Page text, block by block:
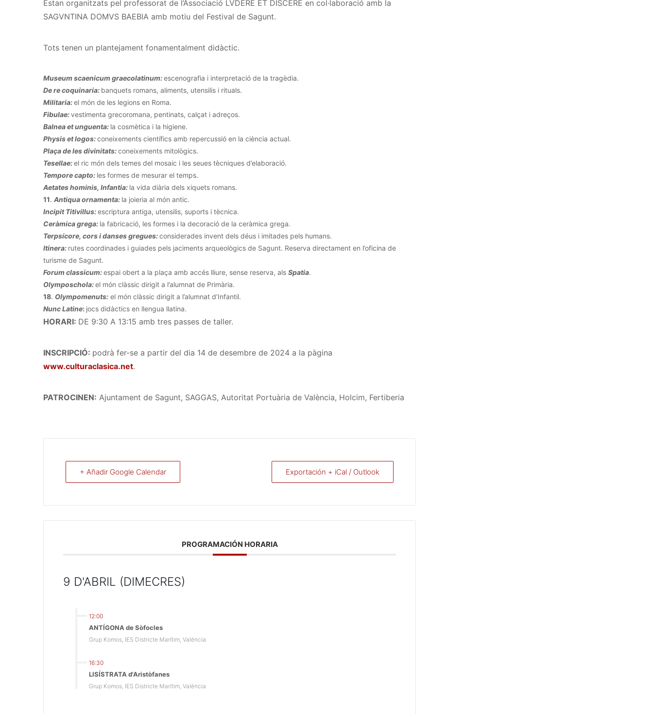
Estan organitzats pel professorat de l’Associació LVDERE ET DISCERE en col·laboració amb la
SAGVNTINA DOMVS BAEBIA amb motiu del Festival de Sagunt.
Tots tenen un plantejament fonamentalment didàctic.
Museum scaenicum graecolatinum:escenografia i interpretació de la tragèdia.
De re coquinaria: banquets romans, aliments, utensilis i rituals.
Militaria:el món de les legions en Roma.
Fibulae:vestimenta grecoromana, pentinats, calçat i adreços.
Balnea et unguenta: la cosmètica i la higiene.
Physis et logos:coneixements científics amb repercussió en la ciència actual.
Plaça de les divinitats:coneixements mitològics.
Tesellae:el ric món dels temes del mosaic i les seues tècniques d’elaboració.
Tempore capto: les formes de mesurar el temps.
Aetates hominis, Infantia: la vida diària dels xiquets romans.
11. Antiqua ornamenta: la joieria al món antic.
Incipit Titivillus:escriptura antiga, utensilis, suports i tècnica.
Ceràmica grega: la fabricació, les formes i la decoració de la ceràmica grega.
Terpsícore, cors i danses gregues:considerades invent dels déus i imitades pels humans.
Itinera: rutes coordinades i guiades pels jaciments arqueològics de Sagunt. Reserva directament en l’oficina de
turisme de Sagunt.
Forum classicum:espai obert a la plaça amb accés lliure, sense reserva, als Spatia.
Olymposchola:el món clàssic dirigit a l’alumnat de Primària.
18. Olympomenuts: el món clàssic dirigit a l’alumnat d’Infantil.
Nunc Latine: jocs didàctics en llengua llatina.
HORARI: DE 9:30 A 13:15 amb tres passes de taller.
INSCRIPCIÓ: podrà fer-se a partir del dia 14 de desembre de 2024 a la pàgina
www.culturaclasica.net.
PATROCINEN: Ajuntament de Sagunt, SAGGAS, Autoritat Portuària de València, Holcim, Fertiberia
+ Añadir Google Calendar Exportación + iCal / Outlook
PROGRAMACIÓN HORARIA
9 D'ABRIL (DIMECRES)
12:00
ANTÍGONA de Sòfocles
Grup Komos, IES Districte Marítim, València
16:30
LISÍSTRATA d'Aristòfanes
Grup Komos, IES Districte Marítim, València